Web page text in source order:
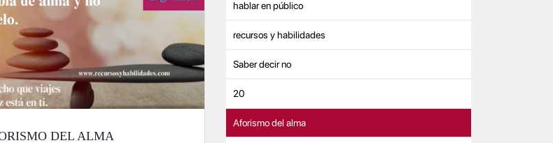
DEL ALMA
hablar en público
recursos y habilidades
Saber decir no
20
Aforismo del alma